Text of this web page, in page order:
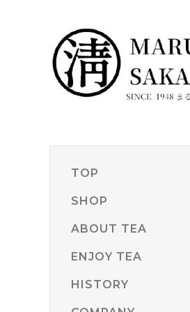
TOP
SHOP
ABOUT TEA
ENJOY TEA
HISTORY